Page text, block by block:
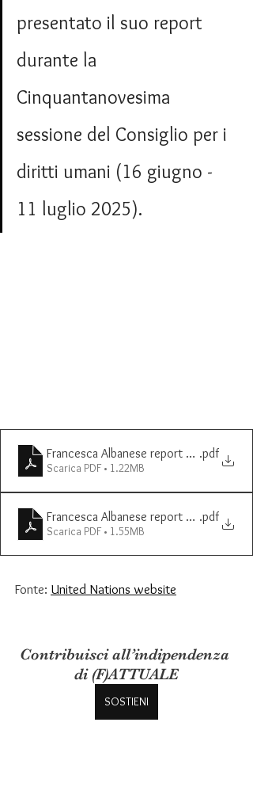
presentato il suo report
durante la
Cinquantanovesima
sessione del Consiglio per i
diritti umani (16 giugno -
11 luglio 2025).
Francesca Albanese report UN luglio
.pdf
Scarica PDF • 1.22MB
Francesca Albanese report EN version
.pdf
Scarica PDF • 1.55MB
Fonte: United Nations website
Contribuisci all’indipendenza
di (F)ATTUALE
SOSTIENI